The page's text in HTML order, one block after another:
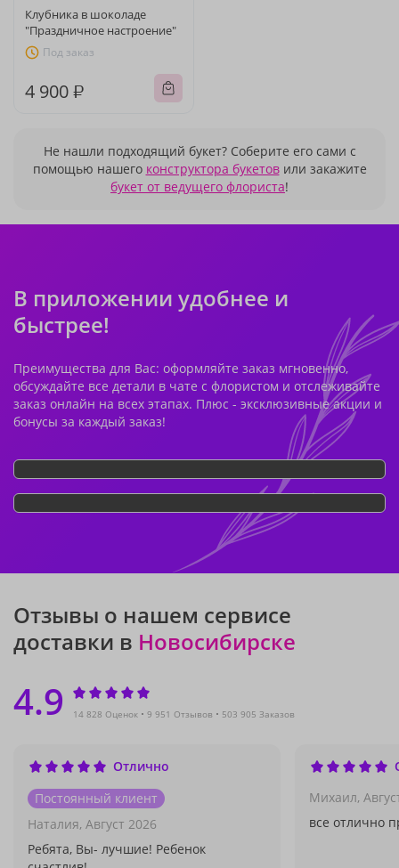
Клубника в шоколаде
"Праздничное настроение"
Под заказ
4 900 ₽
Не нашли подходящий букет? Соберите его сами с
помощью нашего конструктора букетовили закажите
букет от ведущего флориста!
В приложении удобнее и
быстрее!
Преимущества для Вас: оформляйте заказ мгновенно,
обсуждайте все детали в чате с флористом и отслеживайте
заказ онлайн на всех этапах. Плюс - эксклюзивные акции и
бонусы за каждый заказ!
Отзывы о нашем сервисе
доставки в Новосибирске
4.9 14 828 Оценок 9 951 Отзывов 503 905 Заказов
Отлично
Постоянный клиент
Наталия, Август 2026
Ребята, Вы- лучшие! Ребенок
Михаил,
все отлично